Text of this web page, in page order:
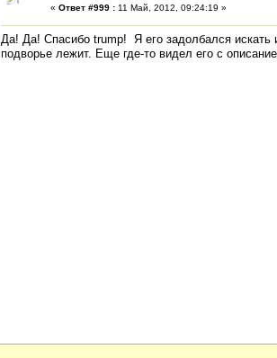
« Ответ #999 : 11 Май, 2012, 09:24:19 »
Да! Да! Спасибо trump! Я его задолбался искать
подворье лежит. Еще где-то видел его с